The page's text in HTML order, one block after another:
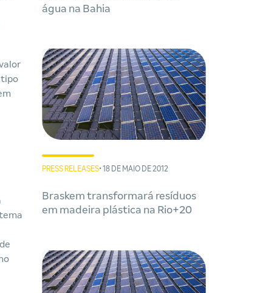
tipo
água na Bahia
PRESS RELEASES• 18 DE MAIO DE 2012
Braskem transformará resíduos
em madeira plástica na Rio+20